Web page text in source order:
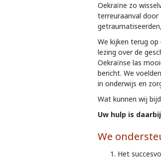
Oekraïne zo
terreuraanval door
We kijken terug op
lezing over de
Oekraïnse las
bericht. We
in onderwijs en
Wat kunnen wij
Uw hulp is
We
Het